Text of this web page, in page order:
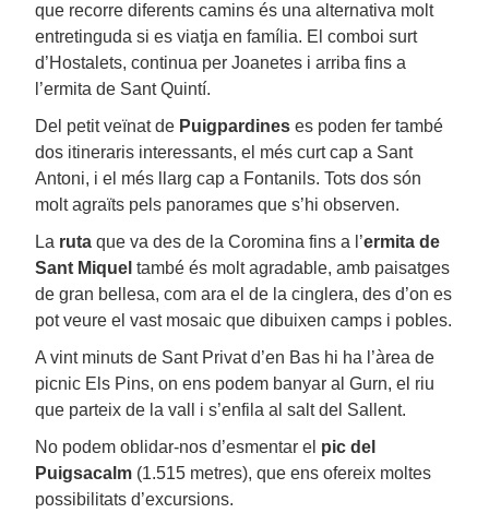
que recorre diferents camins és una alternativa molt
entretinguda si es viatja en família. El comboi surt
d’Hostalets, continua per Joanetes i arriba fins a
l’ermita de Sant Quintí.
Del petit veïnat de Puigpardines es poden fer també
dos itineraris interessants, el més curt cap a Sant
Antoni, i el més llarg cap a Fontanils. Tots dos són
molt agraïts pels panorames que s’hi observen.
La ruta que va des de la Coromina fins a l’ermita de
Sant Miquel també és molt agradable, amb paisatges
de gran bellesa, com ara el de la cinglera, des d’on es
pot veure el vast mosaic que dibuixen camps i pobles.
A vint minuts de Sant Privat d’en Bas hi ha l’àrea de
picnic Els Pins, on ens podem banyar al Gurn, el riu
que parteix de la vall i s’enfila al salt del Sallent.
No podem oblidar-nos d’esmentar el pic del
Puigsacalm (1.515 metres), que ens ofereix moltes
possibilitats d’excursions.